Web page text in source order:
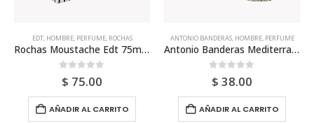
EDT, HOMBRE, PERFUME, ROCHAS
Rochas Moustache Edt 75ml Para Hombre
0out of 5
$ 75.00
AÑADIR AL CARRITO
ANTONIO BANDERAS, HOMBRE, PERFUME
Antonio Banderas Mediterraneo 100ml Para Hombre
0out of 5
$ 38.00
AÑADIR AL CARRITO